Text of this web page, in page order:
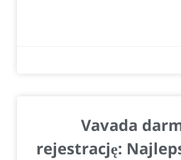
Vavada
rejestrację: